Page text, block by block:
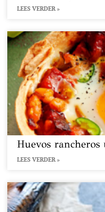
LEES VERDER »
Huevos
LEES VERDER »